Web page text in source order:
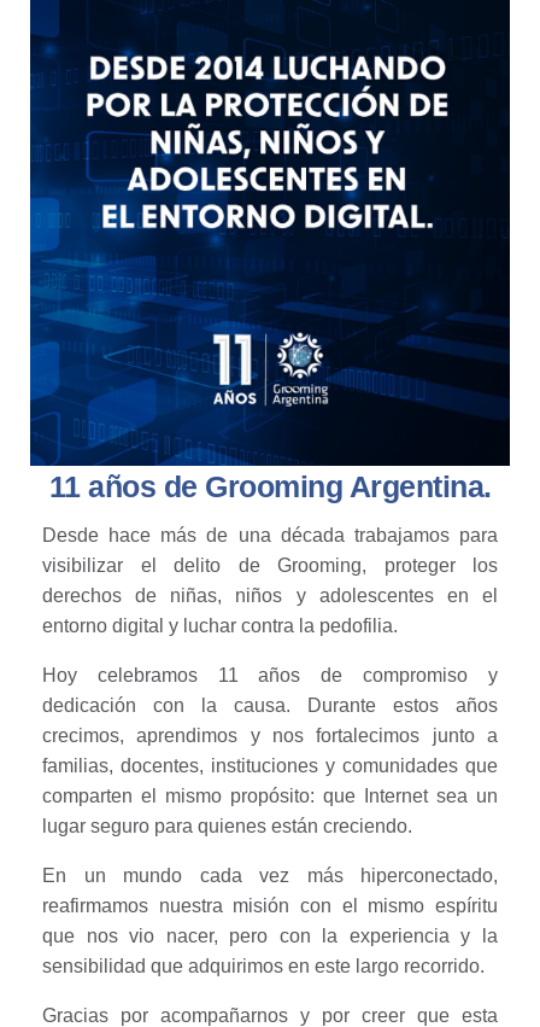
11 años de Grooming Argentina.
Desde hace más de una década trabajamos para
visibilizar el delito de Grooming, proteger los
derechos de niñas, niños y adolescentes en el
entorno digital y luchar contra la pedofilia.
Hoy celebramos 11 años de compromiso y
dedicación con la causa. Durante estos años
crecimos, aprendimos y nos fortalecimos junto a
familias, docentes, instituciones y comunidades que
comparten el mismo propósito: que Internet sea un
lugar seguro para quienes están creciendo.
En un mundo cada vez más hiperconectado,
reafirmamos nuestra misión con el mismo espíritu
que nos vio nacer, pero con la experiencia y la
sensibilidad que adquirimos en este largo recorrido.
Gracias por acompañarnos y por creer que esta